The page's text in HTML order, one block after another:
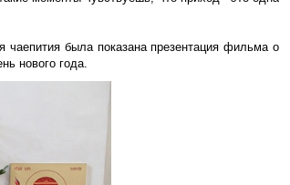
чаепития была показана презентация фильма о
нового года.